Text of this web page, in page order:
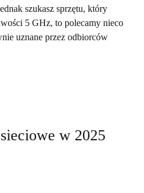
szukasz sprzętu, który
5 GHz, to polecamy nieco
uznane przez odbiorców
w 2025